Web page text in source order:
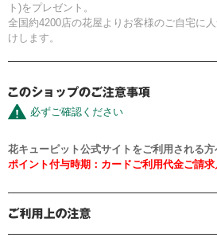
ト)をプレゼント。
全国約4200店の花屋よりお客様のご自宅に
けします。
必ずご確認ください
花キューピット公式サイトをご利用される方
ポイント付与時期：カードご利用代金ご請